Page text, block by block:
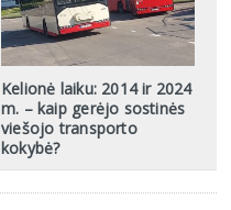
Kelionė laiku: 2014 ir 2024
m. – kaip gerėjo sostinės
viešojo transporto
kokybė?